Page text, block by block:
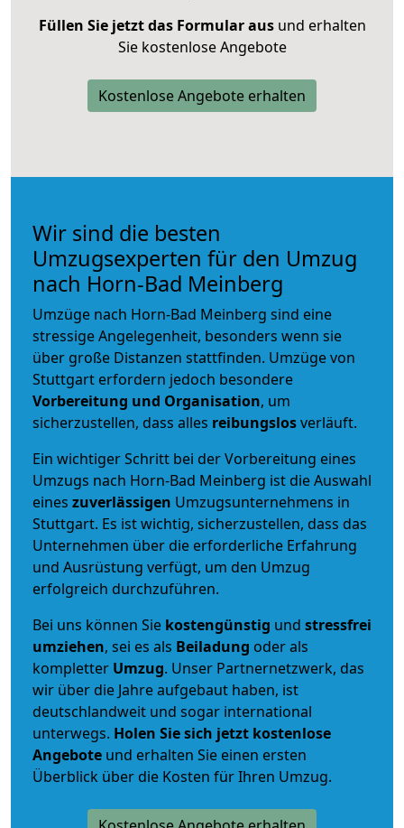
Füllen Sie jetzt das Formular ausund erhalten
Sie kostenlose Angebote
Kostenlose Angebote erhalten
Wir sind die besten
Umzugsexperten für den Umzug
nach Horn-Bad Meinberg
Umzüge nach Horn-Bad Meinberg sind eine
stressige Angelegenheit, besonders wenn sie
über große Distanzen stattfinden. Umzüge von
Stuttgart erfordern jedoch besondere
Vorbereitung und Organisation, um
sicherzustellen, dass alles reibungslosverläuft.
Ein wichtiger Schritt bei der Vorbereitung eines
Umzugs nach Horn-Bad Meinberg ist die Auswahl
eines zuverlässigen Umzugsunternehmens in
Stuttgart. Es ist wichtig, sicherzustellen, dass das
Unternehmen über die erforderliche Erfahrung
und Ausrüstung verfügt, um den Umzug
erfolgreich durchzuführen.
Bei uns können Sie kostengünstig und stressfrei
umziehen, sei es als Beiladung oder als
kompletter Umzug. Unser Partnernetzwerk, das
wir über die Jahre aufgebaut haben, ist
deutschlandweit und sogar international
unterwegs. Holen Sie sich jetzt kostenlose
Angebote und erhalten Sie einen ersten
Überblick über die Kosten für Ihren Umzug.